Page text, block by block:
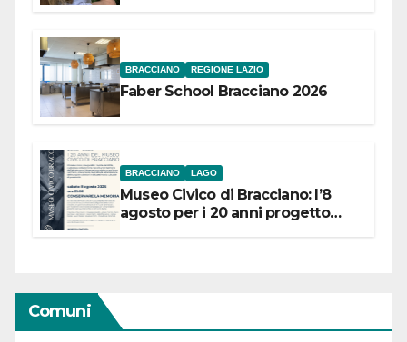
BRACCIANO REGIONE LAZIO
Faber School Bracciano 2026
BRACCIANO LAGO
Museo Civico di Bracciano: l’8
agosto per i 20 anni progetto
Comuni